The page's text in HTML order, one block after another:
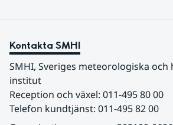
Kontakta SMHI
SMHI, Sveriges meteorologiska och
institut
Reception och växel: 011-495 80 00
Telefon kundtjänst: 011-495 82 00